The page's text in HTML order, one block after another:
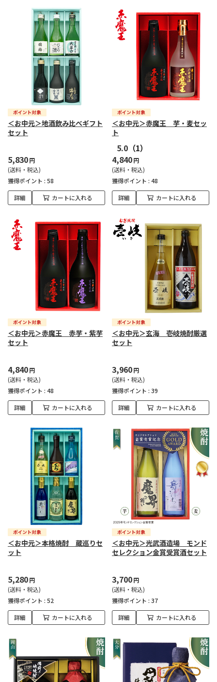
＜お中元＞地酒飲み比べギフト
セット
5,830円
(送料・税込)
獲得ポイント : 58
詳細 カートに入れる
＜お中元＞赤魔王 芋・麦セッ
ト
5.0 （1）
4,840円
(送料・税込)
獲得ポイント : 48
詳細 カートに入れる
＜お中元＞赤魔王 赤芋・紫芋
セット
4,840円
(送料・税込)
獲得ポイント : 48
詳細 カートに入れる
＜お中元＞玄海 壱岐焼酎厳選
セット
3,960円
(送料・税込)
獲得ポイント : 39
詳細 カートに入れる
＜お中元＞本格焼酎 蔵巡りセ
ット
5,280円
(送料・税込)
獲得ポイント : 52
詳細 カートに入れる
＜お中元＞光武酒造場 モンド
セレクション金賞受賞酒セット
3,700円
(送料・税込)
獲得ポイント : 37
詳細 カートに入れる